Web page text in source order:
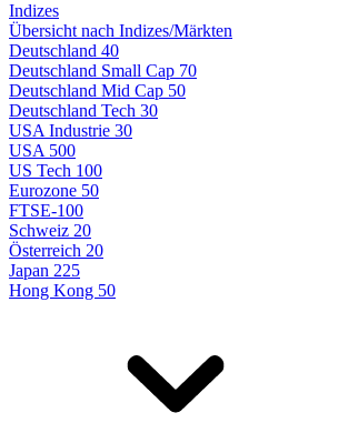
Indizes
Übersicht nach Indizes/Märkten
Deutschland 40
Deutschland Small Cap 70
Deutschland Mid Cap 50
Deutschland Tech 30
USA Industrie 30
USA 500
US Tech 100
Eurozone 50
FTSE-100
Schweiz 20
Österreich 20
Japan 225
Hong Kong 50